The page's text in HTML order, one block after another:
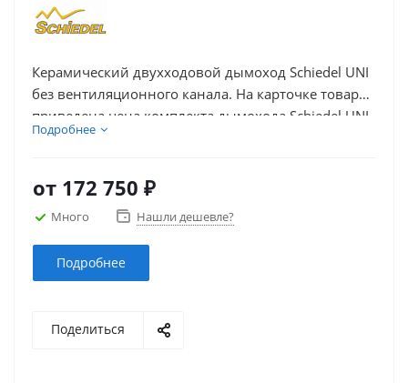
Керамический двухходовой дымоход Schiedel UNI
без вентиляционного канала. На карточке товара
приведена цена комплекта дымохода Schiedel UNI
из керамики с двумя дымоходными каналами без
каналов.
Подробнее
от 172 750 ₽
Много Нашли дешевле?
Подробнее
Поделиться